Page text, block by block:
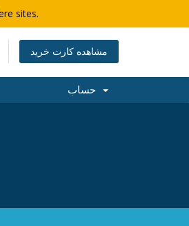
sites.
مشاهده کارت خرید